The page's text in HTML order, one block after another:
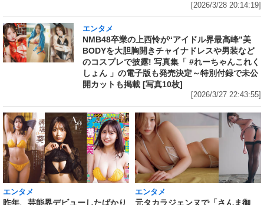
[2026/3/28 20:14:19]
エンタメ
NMB48卒業の上西怜が“アイドル界最高峰”美
BODYを大胆胸開きチャイナドレスや男装など
のコスプレで披露! 写真集「 #れーちゃんこれく
しょん 」の電子版も発売決定～特別付録で未公
開カットも掲載 [写真10枚]
[2026/3/27 22:43:55]
エンタメ
昨年、芸能界デビューしたばかり
エンタメ
元タカラジェンヌで「さんま御